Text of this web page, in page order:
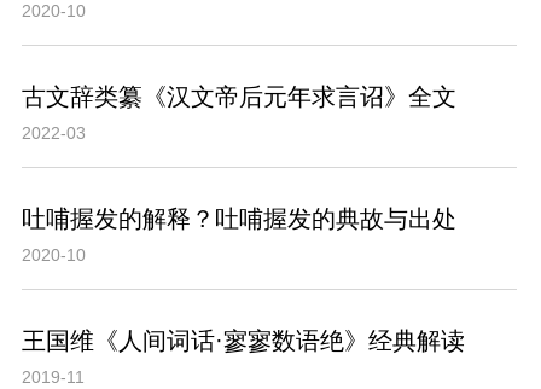
2020-10
古文辞类纂《汉文帝后元年求言诏》全文
2022-03
吐哺握发的解释？吐哺握发的典故与出处
2020-10
王国维《人间词话·寥寥数语绝》经典解读
2019-11